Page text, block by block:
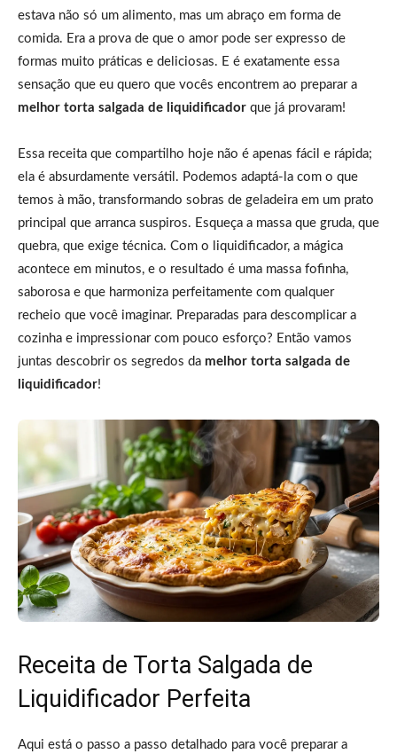
estava não só um alimento, mas um abraço em forma de
comida. Era a prova de que o amor pode ser expresso de
formas muito práticas e deliciosas. E é exatamente essa
sensação que eu quero que vocês encontrem ao preparar a
melhor torta salgada de liquidificador que já provaram!
Essa receita que compartilho hoje não é apenas fácil e rápida;
ela é absurdamente versátil. Podemos adaptá-la com o que
temos à mão, transformando sobras de geladeira em um prato
principal que arranca suspiros. Esqueça a massa que gruda, que
quebra, que exige técnica. Com o liquidificador, a mágica
acontece em minutos, e o resultado é uma massa fofinha,
saborosa e que harmoniza perfeitamente com qualquer
recheio que você imaginar. Preparadas para descomplicar a
cozinha e impressionar com pouco esforço? Então vamos
juntas descobrir os segredos da melhor torta salgada de
liquidificador!
Receita de Torta Salgada de
Liquidificador Perfeita
Aqui está o passo a passo detalhado para você preparar a